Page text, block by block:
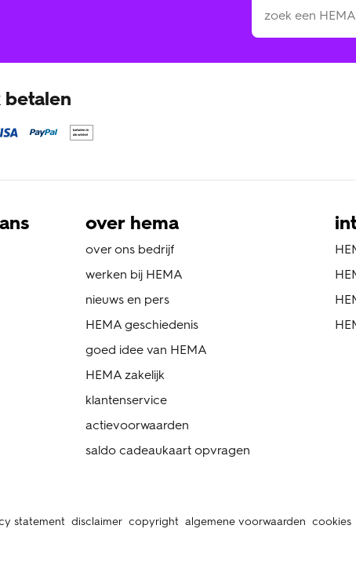
betalen
over hema
over ons bedrijf
werken bij HEMA
nieuws en pers
HEMA geschiedenis
goed idee van HEMA
HEMA zakelijk
klantenservice
actievoorwaarden
saldo cadeaukaart opvragen
statement disclaimer copyright algemene voorwaarden cookies